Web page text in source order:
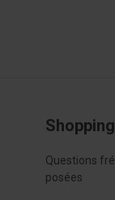
Questions
posées